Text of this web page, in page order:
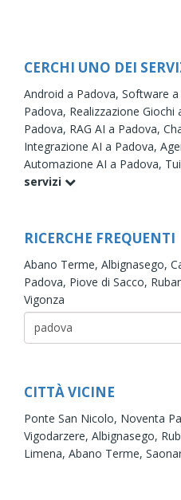
CERCHI UNO DEI
Android a Padova, Software a
Padova, Realizzazione Giochi
Padova, RAG AI a Padova,
Integrazione AI a Padova,
Automazione AI a Padova,
servizi
RICERCHE FREQUENTI
Abano Terme, Albignasego,
Padova, Piove di Sacco,
Vigonza
CITTÀ VICINE
Ponte San Nicolo, Noventa
Vigodarzere, Albignasego,
Limena, Abano Terme,